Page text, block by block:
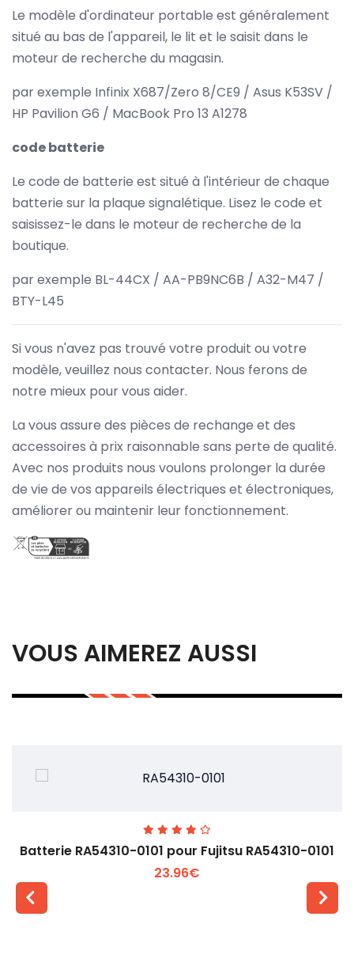
Le modèle d'ordinateur portable est généralement
situé au bas de l'appareil, le lit et le saisit dans le
moteur de recherche du magasin.
par exemple Infinix X687/Zero 8/CE9 / Asus K53SV /
HP Pavilion G6 / MacBook Pro 13 A1278
code batterie
Le code de batterie est situé à l'intérieur de chaque
batterie sur la plaque signalétique. Lisez le code et
saisissez-le dans le moteur de recherche de la
boutique.
par exemple BL-44CX / AA-PB9NC6B / A32-M47 /
BTY-L45
Si vous n'avez pas trouvé votre produit ou votre
modèle, veuillez nous contacter. Nous ferons de
notre mieux pour vous aider.
La vous assure des pièces de rechange et des
accessoires à prix raisonnable sans perte de qualité.
Avec nos produits nous voulons prolonger la durée
de vie de vos appareils électriques et électroniques,
améliorer ou maintenir leur fonctionnement.
VOUS AIMEREZ AUSSI
Batterie RA54310-0101 pour Fujitsu RA54310-0101
23.96€